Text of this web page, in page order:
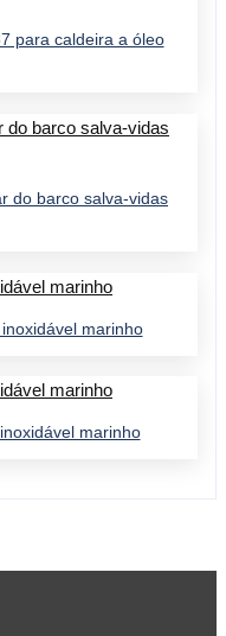
para caldeira a óleo
do barco salva-vidas
marinho
marinho